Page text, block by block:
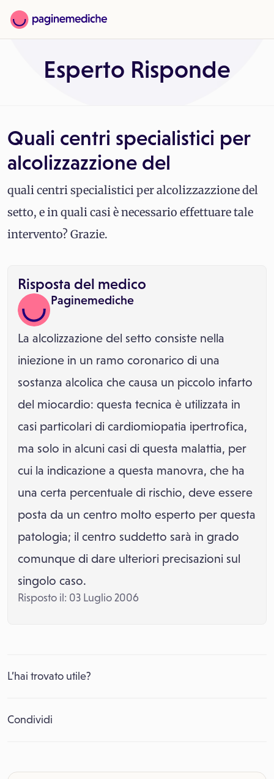
Esperto Risponde
Quali centri specialistici per
alcolizzazzione del
quali centri specialistici per alcolizzazzione del
setto, e in quali casi è necessario effettuare tale
intervento? Grazie.
Risposta del medico
Paginemediche
La alcolizzazione del setto consiste nella
iniezione in un ramo coronarico di una
sostanza alcolica che causa un piccolo infarto
del miocardio: questa tecnica è utilizzata in
casi particolari di cardiomiopatia ipertrofica,
ma solo in alcuni casi di questa malattia, per
cui la indicazione a questa manovra, che ha
una certa percentuale di rischio, deve essere
posta da un centro molto esperto per questa
patologia; il centro suddetto sarà in grado
comunque di dare ulteriori precisazioni sul
singolo caso.
Risposto il: 03 Luglio 2006
L’hai trovato utile?
Condividi